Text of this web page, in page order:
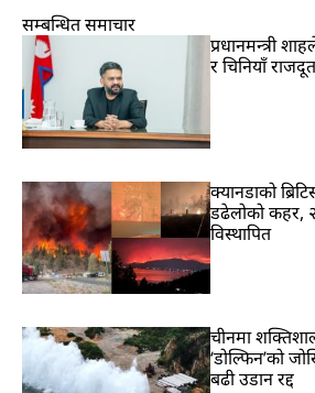
सम्बन्धित समाचार
प्रधानमन्त्री
र चिनियाँ
क्यानडाको
डढेलोको कहर,
विस्थापित
चीनमा
‘डोल्फिन’को
बढी उडान रद्द